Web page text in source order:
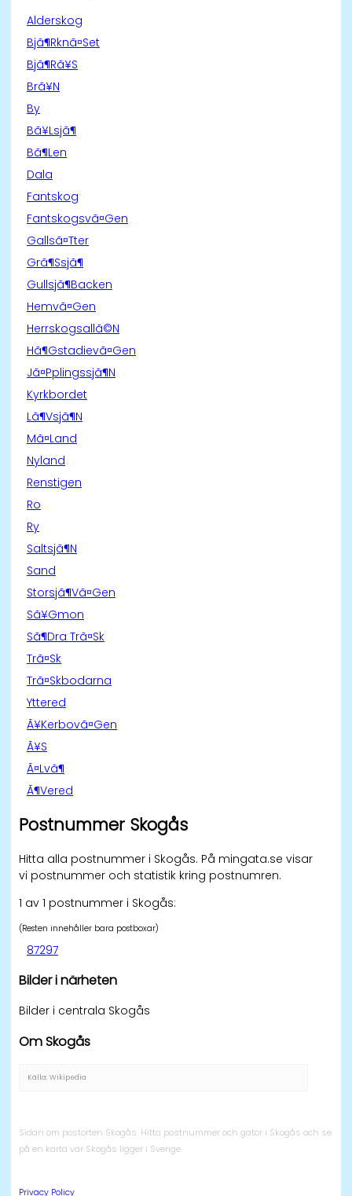
Alderskog
Bjã¶Rknã¤Set
Bjã¶Rã¥S
Brã¥N
By
Bã¥Lsjã¶
Bã¶Len
Dala
Fantskog
Fantskogsvã¤Gen
Gallsã¤Tter
Grã¶Ssjã¶
Gullsjã¶Backen
Hemvã¤Gen
Herrskogsallã©N
Hã¶Gstadievã¤Gen
Jã¤Pplingssjã¶N
Kyrkbordet
Lã¶Vsjã¶N
Mã¤Land
Nyland
Renstigen
Ro
Ry
Saltsjã¶N
Sand
Storsjã¶Vã¤Gen
Sã¥Gmon
Sã¶Dra Trã¤Sk
Trã¤Sk
Trã¤Skbodarna
Yttered
Ã¥Kerbovã¤Gen
Ã¥S
Ã¤Lvã¶
Ã¶Vered
Postnummer Skogås
Hitta alla postnummer i Skogås. På mingata.se visar
vi postnummer och statistik kring postnumren.
1 av 1 postnummer i Skogås:
(Resten innehåller bara postboxar)
87297
Bilder i närheten
Bilder i centrala Skogås
Om Skogås
Källa: Wikipedia
Sidan om postorten Skogås. Hitta postnummer och gator i Skogås och se
på en karta var Skogås ligger i Sverige.
Privacy Policy